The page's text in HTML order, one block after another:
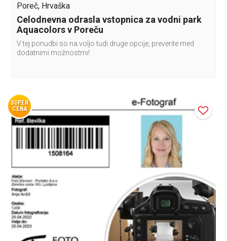
Poreč, Hrvaška
Celodnevna odrasla vstopnica za vodni park
Aquacolors v Poreču
V tej ponudbi so na voljo tudi druge opcije, preverite med
dodatnimi možnostmi!
SUPER
CENA